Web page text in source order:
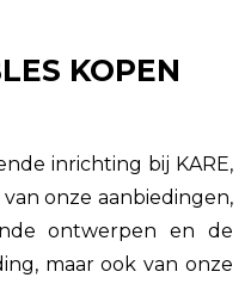
KOPEN
inrichting bij KARE,
onze aanbiedingen,
ontwerpen en de
maar ook van onze